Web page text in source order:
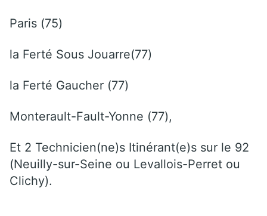
Paris (75)
la Ferté Sous Jouarre(77)
la Ferté Gaucher (77)
Monterault-Fault-Yonne (77),
Et 2 Technicien(ne)s Itinérant(e)s sur le 92
(Neuilly-sur-Seine ou Levallois-Perret ou
Clichy).